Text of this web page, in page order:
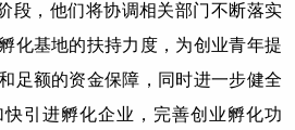
段，他们将协调相关部门不断落实
化基地的扶持力度，为创业青年提
足额的资金保障，同时进一步健全
引进孵化企业，完善创业孵化功